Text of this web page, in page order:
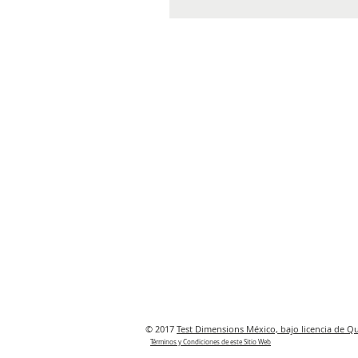
© 2017 Test Dimensions México, bajo licencia de
Términos y Condiciones de este Sitio Web